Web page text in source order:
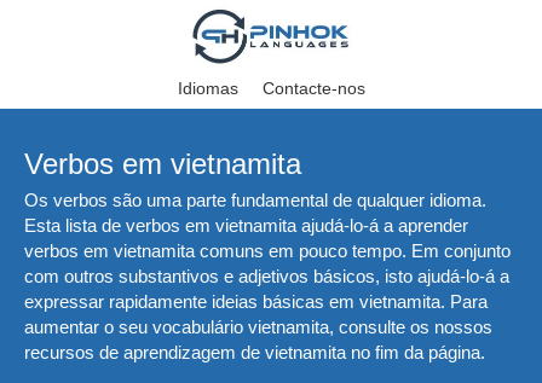
Idiomas Contacte-nos
Verbos em vietnamita
Os verbos são uma parte fundamental de qualquer idioma.
Esta lista de verbos em vietnamita ajudá-lo-á a aprender
verbos em vietnamita comuns em pouco tempo. Em conjunto
com outros substantivos e adjetivos básicos, isto ajudá-lo-á a
expressar rapidamente ideias básicas em vietnamita. Para
aumentar o seu vocabulário vietnamita, consulte os nossos
recursos de aprendizagem de vietnamita no fim da página.